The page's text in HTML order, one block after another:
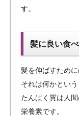
す。
髪に良い食
髪を伸ばすため
それは何かという
たんぱく質は人
栄養素です。